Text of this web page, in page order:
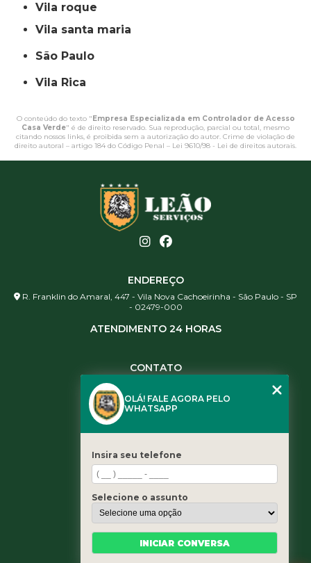
vila roque
vila santa maria
São Paulo
Vila Rica
O conteúdo do texto " Empresa Especializada em Controlador de Acesso
Casa Verde" é de direito reservado. Sua reprodução, parcial ou total, mesmo
citando nossos links, é proibida sem a autorização do autor. Crime de violação de
direito autoral – artigo 184 do Código Penal – Lei 9610/98 - Lei de direitos autorais.
ENDEREÇO
R. Franklin do Amaral, 447 - Vila Nova Cachoeirinha - São Paulo - SP
- 02479-000
ATENDIMENTO 24 HORAS
CONTATO
(11) 3461-5871
contato@leaoservicos.com.br
Home
Quem somos
Serviços
Blog
OLÁ! FALE AGORA PELO
WHATSAPP
Insira seu telefone
Selecione o assunto
INICIAR CONVERSA